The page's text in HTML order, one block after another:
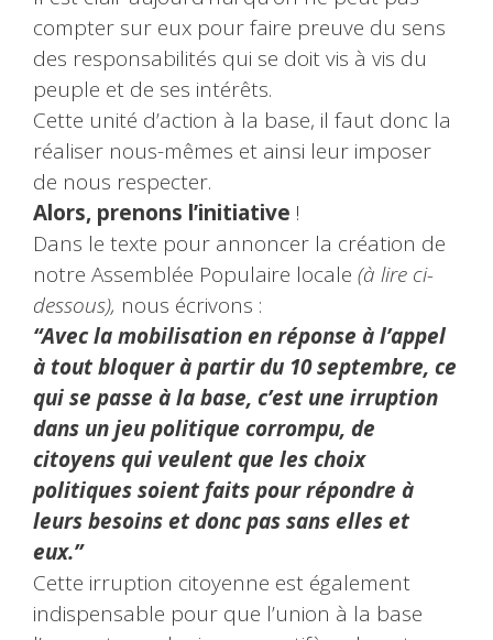
compter sur eux pour faire preuve du sens
des responsabilités qui se doit vis à vis du
peuple et de ses intérêts.
Cette unité d’action à la base, il faut donc la
réaliser nous-mêmes et ainsi leur imposer
de nous respecter.
Alors, prenons l’initiative !
Dans le texte pour annoncer la création de
notre Assemblée Populaire locale (à lire ci-
dessous), nous écrivons :
“Avec la mobilisation en réponse à l’appel
à tout bloquer à partir du 10 septembre, ce
qui se passe à la base, c’est une irruption
dans un jeu politique corrompu, de
citoyens qui veulent que les choix
politiques soient faits pour répondre à
leurs besoins et donc pas sans elles et
eux.”
Cette irruption citoyenne est également
indispensable pour que l’union à la base